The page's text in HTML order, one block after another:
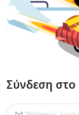
Σύνδεση στο